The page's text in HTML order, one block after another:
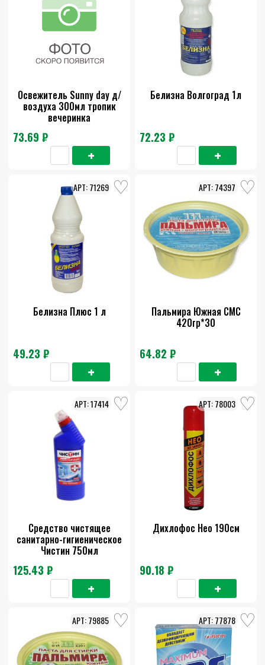
Освежитель Sunny day д/
воздуха 300мл тропик
вечеринка
73.69 ₽
Белизна Волгоград 1л
72.23 ₽
Белизна Плюс 1 л
49.23 ₽
71269
Пальмира Южная СМС
420гр*30
64.82 ₽
74397
Средство чистящее
санитарно-гигиеническое
Чистин 750мл
125.43 ₽
17414
Дихлофос Нео 190см
90.18 ₽
78003
79885 77878